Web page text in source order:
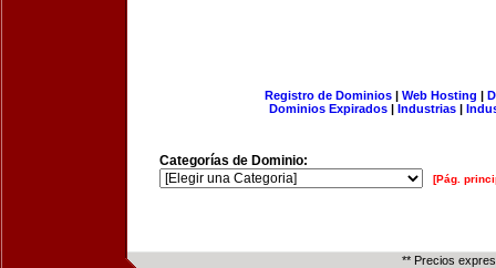
Registro de Dominios| Web Hosting |
Dominios Expirados | Industrias |
Categorías de Dominio:
[Pág.
** Precios